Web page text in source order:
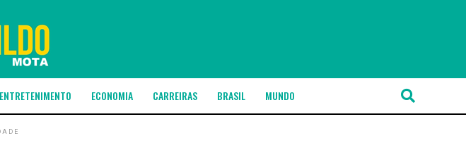
ENTRETENIMENTO ECONOMIA CARREIRAS BRASIL MUNDO